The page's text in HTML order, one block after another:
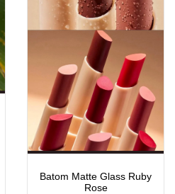
Batom Matte Glass Ruby
Rose